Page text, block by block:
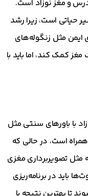
و مغز نوزاد است.
حیاتی است، زیرا رشد
ایمن مثل زنگوله‌های
کمک کند، اما باید با
با باورهای سنتی مثل
است، در حالی که
مثل تصویربرداری مغزی
باید در برنامه‌ریزی